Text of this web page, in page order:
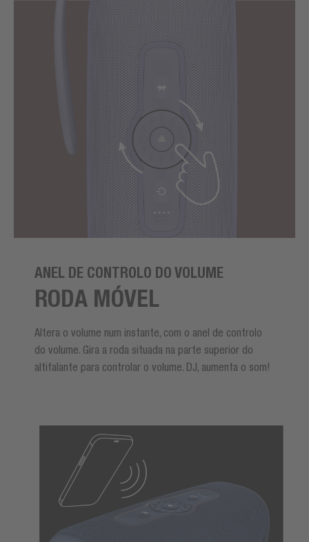
ANEL DE CONTROLO DO VOLUME
RODA MÓVEL
Altera o volume num instante, com o anel de controlo
do volume. Gira a roda situada na parte superior do
altifalante para controlar o volume. DJ, aumenta o som!